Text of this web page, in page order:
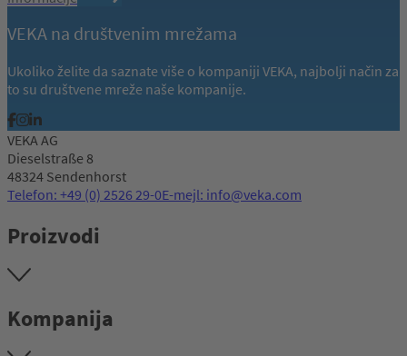
VEKA na društvenim mrežama
Ukoliko želite da saznate više o kompaniji VEKA, najbolji način za
to su društvene mreže naše kompanije.
VEKA AG
Dieselstraße 8
48324 Sendenhorst
Telefon: +49 (0) 2526 29-0E-mejl: info@veka.com
Proizvodi
Kompanija